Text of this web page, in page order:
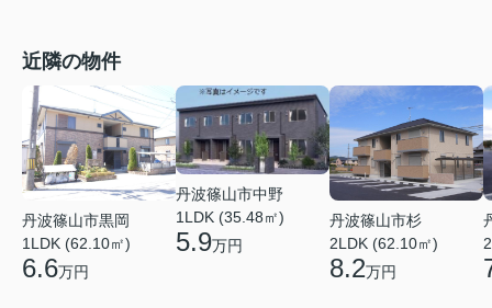
近隣の物件
丹波篠山市黒岡
1LDK (62.10㎡)
6.6万円
丹波篠山市中野
1LDK (35.48㎡)
5.9万円
丹波篠山市杉
2LDK (62.10㎡)
8.2万円